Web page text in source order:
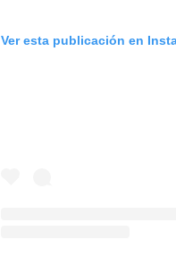
Ver esta publicación en